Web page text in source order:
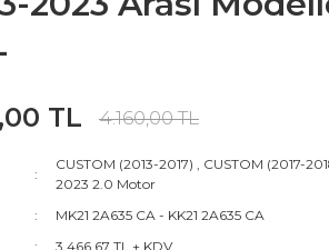
TL 4.160,00 TL
CUSTOM (2013-2017) , CUSTOM (2017-
2023 2.0 Motor
MK21 2A635 CA - KK21 2A635 CA
3.466,67 TL + KDV